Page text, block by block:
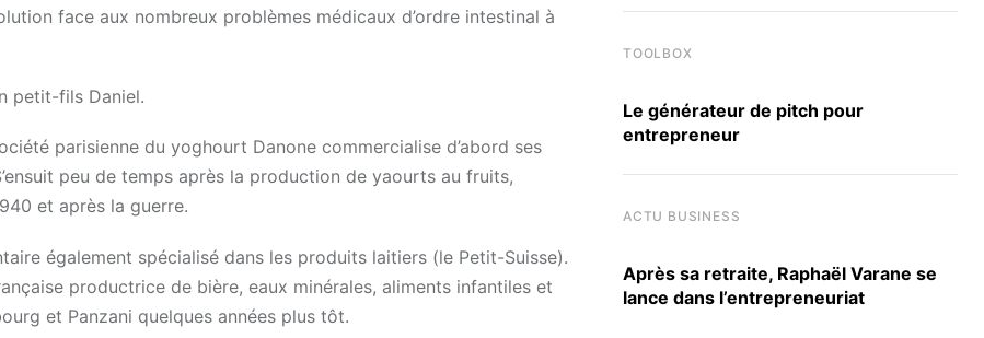
face aux nombreux problèmes médicaux d’ordre intestinal à
petit-fils Daniel.
parisienne du yoghourt Danone commercialise d’abord ses
peu de temps après la production de yaourts au fruits,
et après la guerre.
également spécialisé dans les produits laitiers (le Petit-Suisse).
productrice de bière, eaux minérales, aliments infantiles et
et Panzani quelques années plus tôt.
TOOLBOX
Le générateur de pitch pour
entrepreneur
ACTU BUSINESS
Après sa retraite, Raphaël Varane se
lance dans l’entrepreneuriat